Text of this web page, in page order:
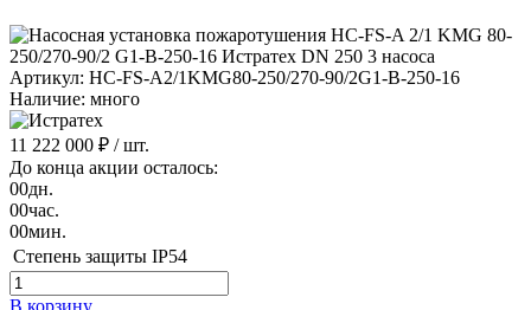
Артикул: HC-FS-A2/1KMG80-250/270-90/2G1-B-250-16
Наличие: много
11 222 000 ₽ / шт.
До конца акции осталось:
00дн.
00час.
00мин.
Степень защиты IP54
В корзину